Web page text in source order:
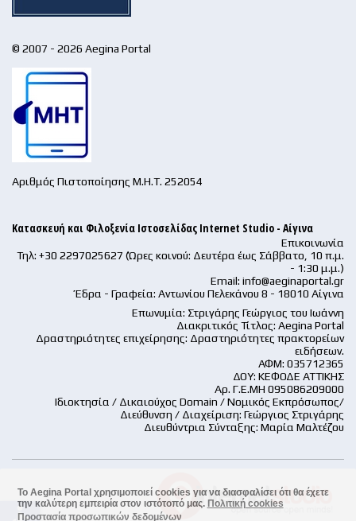
Το Aegina Portal χρησιμοποιεί cookies για να διασφαλίσει ότι θα έχετε
την καλύτερη εμπειρία στον ιστότοπό μας. Πολιτική cookies
Προστασία προσωπικών δεδομένων
© 2007 - 2026 Aegina Portal
Αριθμός Πιστοποίησης Μ.Η.Τ. 252054
Κατασκευή και Φιλοξενία Ιστοσελίδας Internet Studio - Αίγινα
Επικοινωνία
Τηλ: +30 2297025627 (Ώρες κοινού: Δευτέρα έως Σάββατο, 10 π.μ.
- 1:30 μ.μ.)
Email: info@aeginaportal.gr
Έδρα - Γραφεία: Αντωνίου Πελεκάνου 8 - 18010 Αίγινα
Επωνυμία: Στριγάρης Γεώργιος του Ιωάννη
Διακριτικός Τίτλος: Aegina Portal
Δραστηριότητες επιχείρησης: Δραστηριότητες πρακτορείων
ειδήσεων.
ΑΦΜ: 035712365
ΔΟΥ: ΚΕΦΟΔΕ ΑΤΤΙΚΗΣ
Αρ. Γ.Ε.ΜΗ 095086209000
Ιδιοκτησία / Δικαιούχος Domain / Νομικός Εκπρόσωπος/
Διεύθυνση / Διαχείριση: Γεώργιος Στριγάρης
Διευθύντρια Σύνταξης: Μαρία Μαλτέζου